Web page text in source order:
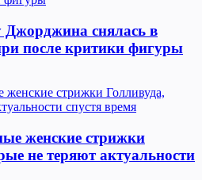
Джорджина снялась в
после критики фигуры
женские стрижки
не теряют актуальности